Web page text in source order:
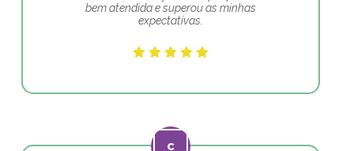
bem atendida e superou as minhas
expectativas.